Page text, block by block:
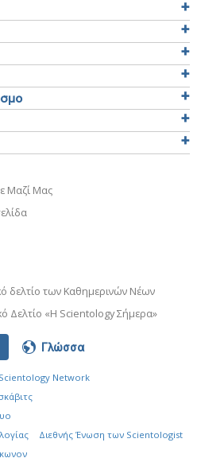
Μαζί Μας
δελτίο των Καθημερινών Νέων
Δελτίο «Η Scientology Σήμερα»
Γλώσσα
Scientology Network
Διεθνής Ένωση των Scientologist